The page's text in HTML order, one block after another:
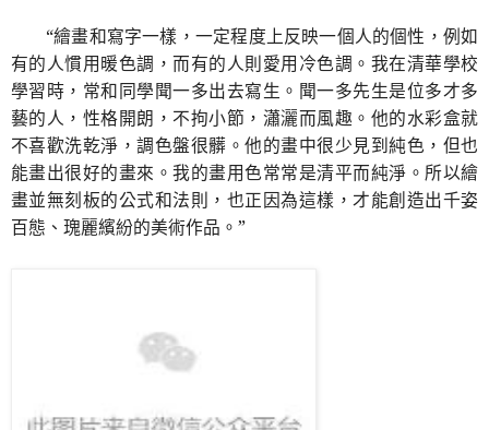
“繪畫和寫字一樣，一定程度上反映一個人的個性，例如
有的人慣用暖色調，而有的人則愛用冷色調。我在清華學校
學習時，常和同學聞一多出去寫生。聞一多先生是位多才多
藝的人，性格開朗，不拘小節，瀟灑而風趣。他的水彩盒就
不喜歡洗乾淨，調色盤很髒。他的畫中很少見到純色，但也
能畫出很好的畫來。我的畫用色常常是清平而純淨。所以繪
畫並無刻板的公式和法則，也正因為這樣，才能創造出千姿
百態、瑰麗繽紛的美術作品。”